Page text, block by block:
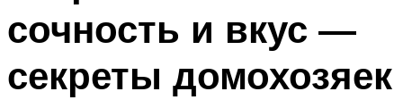
сочность и вкус —
секреты домохозяек